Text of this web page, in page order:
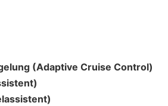
(Adaptive Cruise Control)